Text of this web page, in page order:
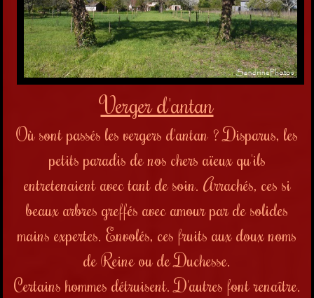
Verger d'antan
Où sont passés les vergers d'antan ? Disparus, les
petits paradis de nos chers aïeux qu'ils
entretenaient avec tant de soin. Arrachés, ces si
beaux arbres greffés avec amour par de solides
mains expertes. Envolés, ces fruits aux doux noms
de Reine ou de Duchesse.
Certains hommes détruisent. D'autres font renaître.